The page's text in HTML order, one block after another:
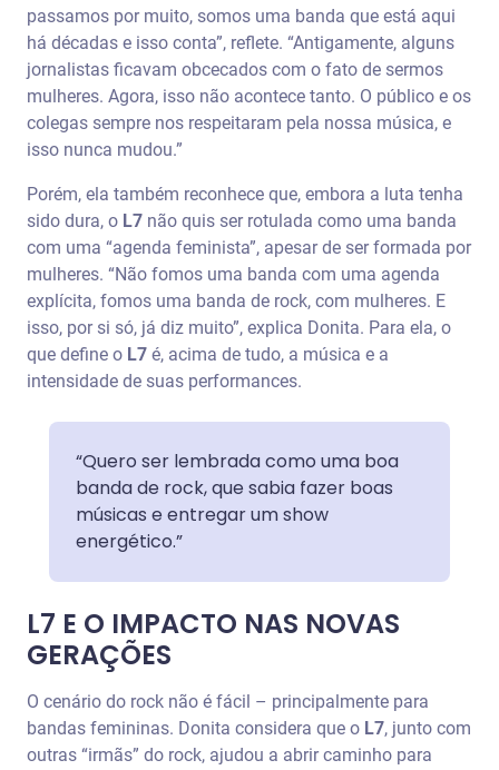
passamos por muito, somos uma banda que está aqui
há décadas e isso conta”, reflete. “Antigamente, alguns
jornalistas ficavam obcecados com o fato de sermos
mulheres. Agora, isso não acontece tanto. O público e os
colegas sempre nos respeitaram pela nossa música, e
isso nunca mudou.”
Porém, ela também reconhece que, embora a luta tenha
sido dura, o L7 não quis ser rotulada como uma banda
com uma “agenda feminista”, apesar de ser formada por
mulheres. “Não fomos uma banda com uma agenda
explícita, fomos uma banda de rock, com mulheres. E
isso, por si só, já diz muito”, explica Donita. Para ela, o
que define o L7 é, acima de tudo, a música e a
intensidade de suas performances.
“Quero ser lembrada como uma boa
banda de rock, que sabia fazer boas
músicas e entregar um show
energético.”
L7 E O IMPACTO NAS NOVAS
GERAÇÕES
O cenário do rock não é fácil – principalmente para
bandas femininas. Donita considera que o L7, junto com
outras “irmãs” do rock, ajudou a abrir caminho para